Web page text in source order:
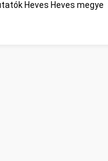
Heves Heves megye